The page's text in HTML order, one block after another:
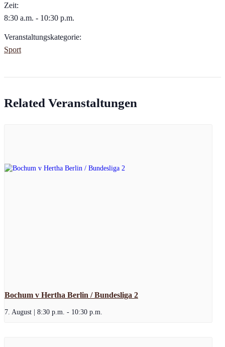
Zeit:
8:30 a.m. - 10:30 p.m.
Veranstaltungskategorie:
Sport
Related Veranstaltungen
Bochum v Hertha Berlin / Bundesliga 2
7. August | 8:30 p.m. - 10:30 p.m.